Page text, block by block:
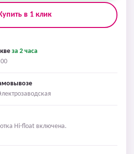
в 1 клик
за 2 часа
Hi-float включена.